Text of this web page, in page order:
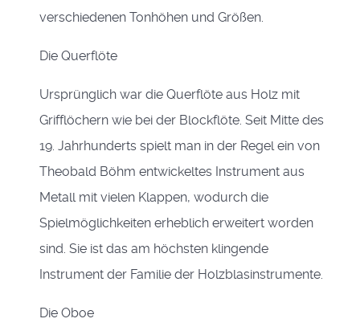
verschiedenen Tonhöhen und Größen.
Die Querflöte
Ursprünglich war die Querflöte aus Holz mit
Grifflöchern wie bei der Blockflöte. Seit Mitte des
19. Jahrhunderts spielt man in der Regel ein von
Theobald Böhm entwickeltes Instrument aus
Metall mit vielen Klappen, wodurch die
Spielmöglichkeiten erheblich erweitert worden
sind. Sie ist das am höchsten klingende
Instrument der Familie der Holzblasinstrumente.
Die Oboe